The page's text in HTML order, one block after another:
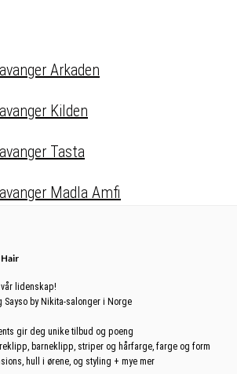
Arkaden
Kilden
Tasta
Madla Amfi
lidenskap!
Sayso by Nikita-salonger i Norge
gir deg unike tilbud og poeng
barneklipp, striper og hårfarge, farge og form
hull i ørene, og styling + mye mer